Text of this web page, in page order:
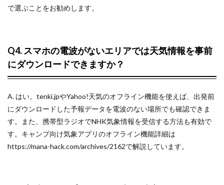
で選ぶことをお勧めします。
Q4. スマホの電波がないエリアでは天気情報を事前
にダウンロードできますか？
A. はい。tenki.jpやYahoo!天気のオフライン機能を使えば、出発前
にダウンロードした予報データを電波のない場所でも確認できま
す。また、携帯型ラジオでNHK気象情報を受信する方法も有効で
す。キャンプ向け気象アプリのオフライン機能詳細は
https://mana-hack.com/archives/2162で解説しています。